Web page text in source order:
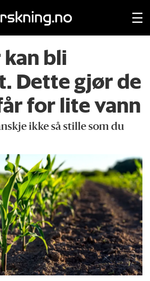
bli
Dette gjør de
for lite vann
ikke så stille som du